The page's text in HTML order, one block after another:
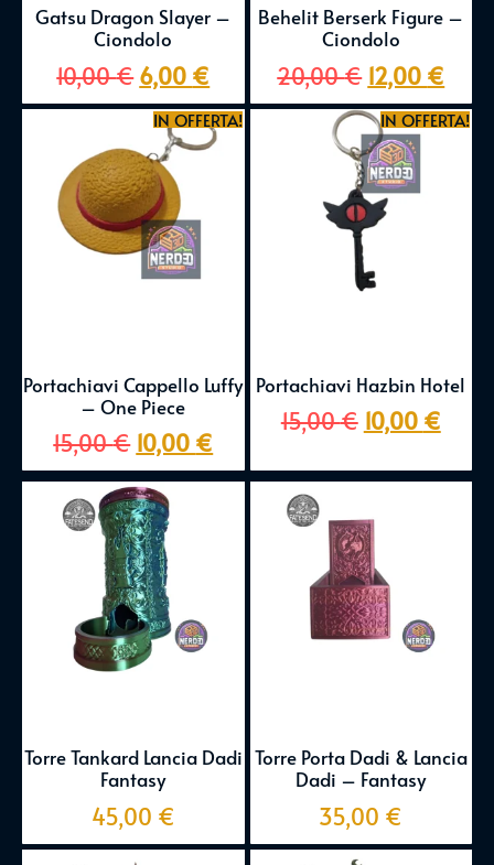
Gatsu Dragon Slayer –
Ciondolo
10,00€ 6,00 €
Behelit Berserk Figure –
Ciondolo
20,00€ 12,00 €
IN OFFERTA!
Portachiavi Cappello Luffy
– One Piece
15,00€ 10,00 €
IN OFFERTA!
Portachiavi Hazbin Hotel
15,00€ 10,00 €
Torre Tankard Lancia Dadi
Fantasy
45,00 €
Torre Porta Dadi & Lancia
Dadi – Fantasy
35,00 €